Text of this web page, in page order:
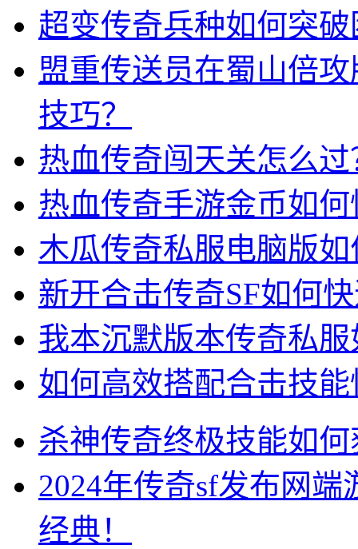
超变传奇兵种如何突
盟重传送员在蜀山倍
技巧？
热血传奇闯天关怎么
热血传奇手游金币如
木瓜传奇私服电脑版
新开合击传奇SF如何
我本沉默版本传奇私
如何高效搭配合击技能
杀神传奇终极技能如
2024年传奇sf发布网
经典！